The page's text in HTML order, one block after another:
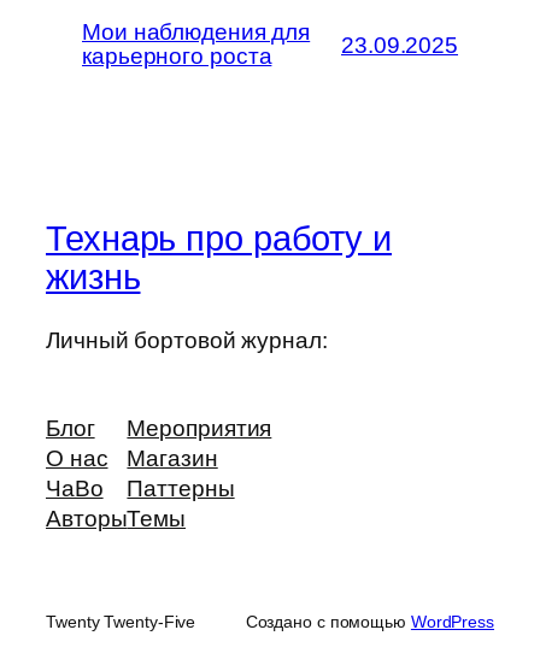
Мои наблюдения для
карьерного роста
23.09.2025
Технарь про работу и
жизнь
Личный бортовой журнал:
Блог
О нас
ЧаВо
Авторы
Мероприятия
Магазин
Паттерны
Темы
Twenty Twenty-Five Создано с помощью WordPress